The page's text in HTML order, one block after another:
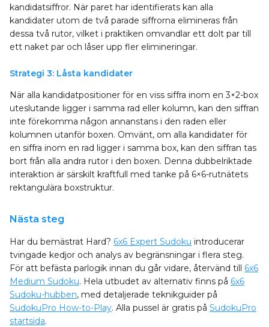
kandidatsiffror. När paret har identifierats kan alla
kandidater utom de två parade siffrorna elimineras från
dessa två rutor, vilket i praktiken omvandlar ett dolt par till
ett naket par och låser upp fler elimineringar.
Strategi 3: Låsta kandidater
När alla kandidatpositioner för en viss siffra inom en 3×2-box
uteslutande ligger i samma rad eller kolumn, kan den siffran
inte förekomma någon annanstans i den raden eller
kolumnen utanför boxen. Omvänt, om alla kandidater för
en siffra inom en rad ligger i samma box, kan den siffran tas
bort från alla andra rutor i den boxen. Denna dubbelriktade
interaktion är särskilt kraftfull med tanke på 6×6-rutnätets
rektangulära boxstruktur.
Nästa steg
Har du bemästrat Hard? 6x6 Expert Sudoku introducerar
tvingade kedjor och analys av begränsningar i flera steg.
För att befästa parlogik innan du går vidare, återvänd till 6x6
Medium Sudoku. Hela utbudet av alternativ finns på 6x6
Sudoku-hubben, med detaljerade teknikguider på
SudokuPro How-to-Play. Alla pussel är gratis på SudokuPro
startsida.